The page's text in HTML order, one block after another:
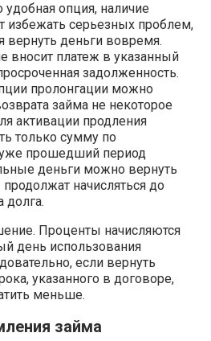
удобная опция, наличие
избежать серьезных проблем,
вернуть деньги вовремя.
вносит платеж в указанный
задолженность.
пролонгации можно
займа не некоторое
активации продления
только сумму по
прошедший период
деньги можно вернуть
начисляться до
долга.
Проценты начисляются
день использования
если вернуть
указанного в договоре,
меньше.
займа